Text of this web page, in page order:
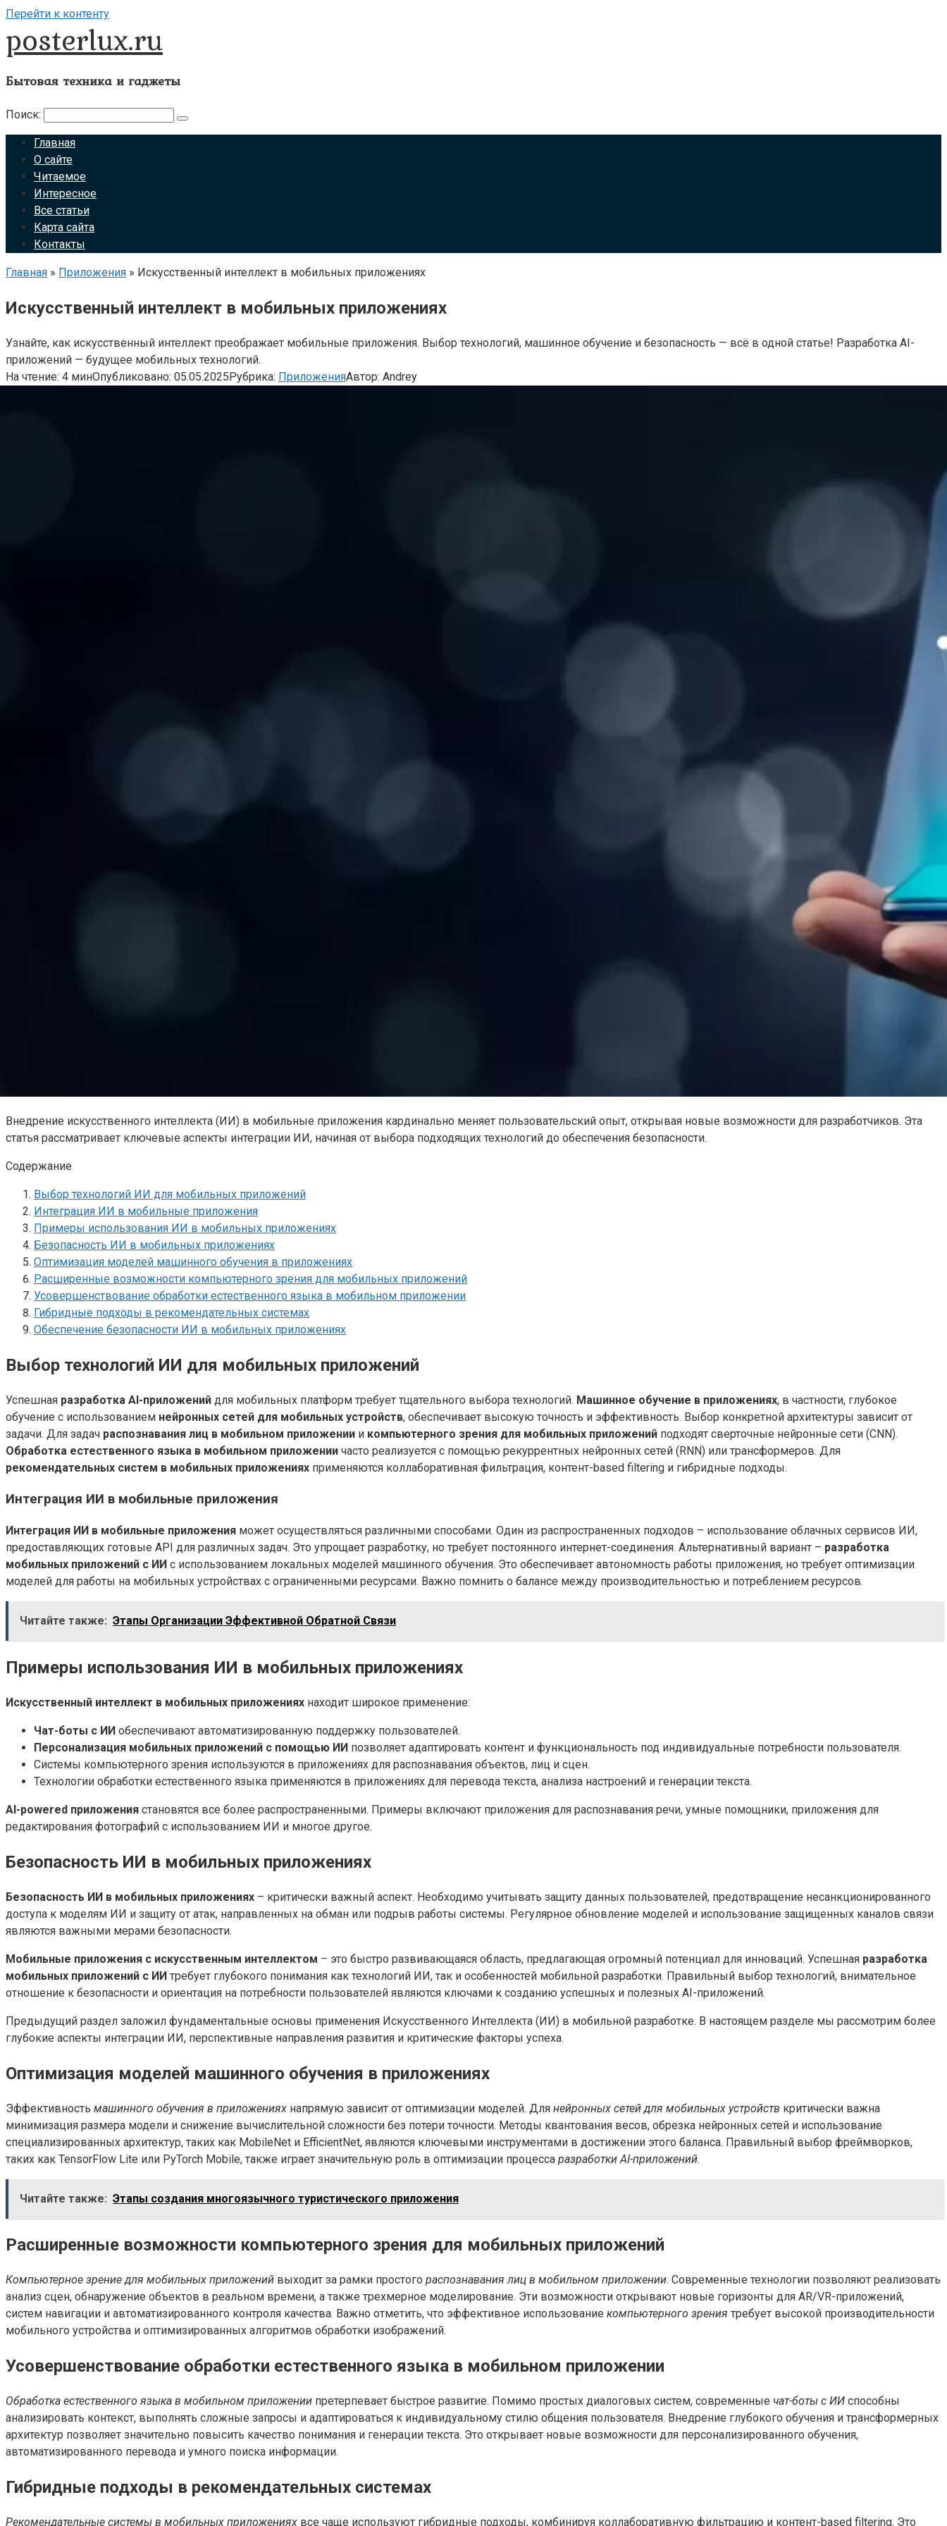
Перейти к контенту
posterlux.ru
Бытовая техника и гаджеты
Поиск:
Главная
О сайте
Читаемое
Интересное
Все статьи
Карта сайта
Контакты
Главная » Приложения » Искусственный интеллект в мобильных приложениях
Искусственный интеллект в мобильных приложениях
Узнайте, как искусственный интеллект преображает мобильные приложения. Выбор технологий, машинное обучение и безопасность — всё в одной статье! Разработка AI-
приложений — будущее мобильных технологий.
На чтение: 4 минОпубликовано: 05.05.2025Рубрика: ПриложенияАвтор: Andrey
Внедрение искусственного интеллекта (ИИ) в мобильные приложения кардинально меняет пользовательский опыт, открывая новые возможности для разработчиков. Эта
статья рассматривает ключевые аспекты интеграции ИИ, начиная от выбора подходящих технологий до обеспечения безопасности.
Содержание
Выбор технологий ИИ для мобильных приложений
Интеграция ИИ в мобильные приложения
Примеры использования ИИ в мобильных приложениях
Безопасность ИИ в мобильных приложениях
Оптимизация моделей машинного обучения в приложениях
Расширенные возможности компьютерного зрения для мобильных приложений
Усовершенствование обработки естественного языка в мобильном приложении
Гибридные подходы в рекомендательных системах
Обеспечение безопасности ИИ в мобильных приложениях
Выбор технологий ИИ для мобильных приложений
Успешная разработка AI-приложений для мобильных платформ требует тщательного выбора технологий. Машинное обучение в приложениях, в частности, глубокое
обучение с использованием нейронных сетей для мобильных устройств, обеспечивает высокую точность и эффективность. Выбор конкретной архитектуры зависит от
задачи. Для задач распознавания лиц в мобильном приложении и компьютерного зрения для мобильных приложений подходят сверточные нейронные сети (CNN).
Обработка естественного языка в мобильном приложении часто реализуется с помощью рекуррентных нейронных сетей (RNN) или трансформеров. Для
рекомендательных систем в мобильных приложениях применяются коллаборативная фильтрация, контент-based filtering и гибридные подходы.
Интеграция ИИ в мобильные приложения
Интеграция ИИ в мобильные приложения может осуществляться различными способами. Один из распространенных подходов – использование облачных сервисов ИИ,
предоставляющих готовые API для различных задач. Это упрощает разработку, но требует постоянного интернет-соединения. Альтернативный вариант – разработка
мобильных приложений с ИИ с использованием локальных моделей машинного обучения. Это обеспечивает автономность работы приложения, но требует оптимизации
моделей для работы на мобильных устройствах с ограниченными ресурсами. Важно помнить о балансе между производительностью и потреблением ресурсов.
Читайте также: Этапы Организации Эффективной Обратной Связи
Примеры использования ИИ в мобильных приложениях
Искусственный интеллект в мобильных приложениях находит широкое применение:
Чат-боты с ИИ обеспечивают автоматизированную поддержку пользователей.
Персонализация мобильных приложений с помощью ИИ позволяет адаптировать контент и функциональность под индивидуальные потребности пользователя.
Системы компьютерного зрения используются в приложениях для распознавания объектов, лиц и сцен.
Технологии обработки естественного языка применяются в приложениях для перевода текста, анализа настроений и генерации текста.
AI-powered приложения становятся все более распространенными. Примеры включают приложения для распознавания речи, умные помощники, приложения для
редактирования фотографий с использованием ИИ и многое другое.
Безопасность ИИ в мобильных приложениях
Безопасность ИИ в мобильных приложениях – критически важный аспект. Необходимо учитывать защиту данных пользователей, предотвращение несанкционированного
доступа к моделям ИИ и защиту от атак, направленных на обман или подрыв работы системы. Регулярное обновление моделей и использование защищенных каналов связи
являются важными мерами безопасности.
Мобильные приложения с искусственным интеллектом – это быстро развивающаяся область, предлагающая огромный потенциал для инноваций. Успешная разработка
мобильных приложений с ИИ требует глубокого понимания как технологий ИИ, так и особенностей мобильной разработки. Правильный выбор технологий, внимательное
отношение к безопасности и ориентация на потребности пользователей являются ключами к созданию успешных и полезных AI-приложений.
Предыдущий раздел заложил фундаментальные основы применения Искусственного Интеллекта (ИИ) в мобильной разработке. В настоящем разделе мы рассмотрим более
глубокие аспекты интеграции ИИ, перспективные направления развития и критические факторы успеха.
Оптимизация моделей машинного обучения в приложениях
Эффективность машинного обучения в приложениях напрямую зависит от оптимизации моделей. Для нейронных сетей для мобильных устройств критически важна
минимизация размера модели и снижение вычислительной сложности без потери точности. Методы квантования весов, обрезка нейронных сетей и использование
специализированных архитектур, таких как MobileNet и EfficientNet, являются ключевыми инструментами в достижении этого баланса. Правильный выбор фреймворков,
таких как TensorFlow Lite или PyTorch Mobile, также играет значительную роль в оптимизации процесса разработки AI-приложений.
Читайте также: Этапы создания многоязычного туристического приложения
Расширенные возможности компьютерного зрения для мобильных приложений
Компьютерное зрение для мобильных приложений выходит за рамки простого распознавания лиц в мобильном приложении. Современные технологии позволяют реализовать
анализ сцен, обнаружение объектов в реальном времени, а также трехмерное моделирование. Эти возможности открывают новые горизонты для AR/VR-приложений,
систем навигации и автоматизированного контроля качества. Важно отметить, что эффективное использование компьютерного зрения требует высокой производительности
мобильного устройства и оптимизированных алгоритмов обработки изображений.
Усовершенствование обработки естественного языка в мобильном приложении
Обработка естественного языка в мобильном приложении претерпевает быстрое развитие. Помимо простых диалоговых систем, современные чат-боты с ИИ способны
анализировать контекст, выполнять сложные запросы и адаптироваться к индивидуальному стилю общения пользователя. Внедрение глубокого обучения и трансформерных
архитектур позволяет значительно повысить качество понимания и генерации текста. Это открывает новые возможности для персонализированного обучения,
автоматизированного перевода и умного поиска информации.
Гибридные подходы в рекомендательных системах
Рекомендательные системы в мобильных приложениях все чаще используют гибридные подходы, комбинируя коллаборативную фильтрацию и контент-based filtering. Это